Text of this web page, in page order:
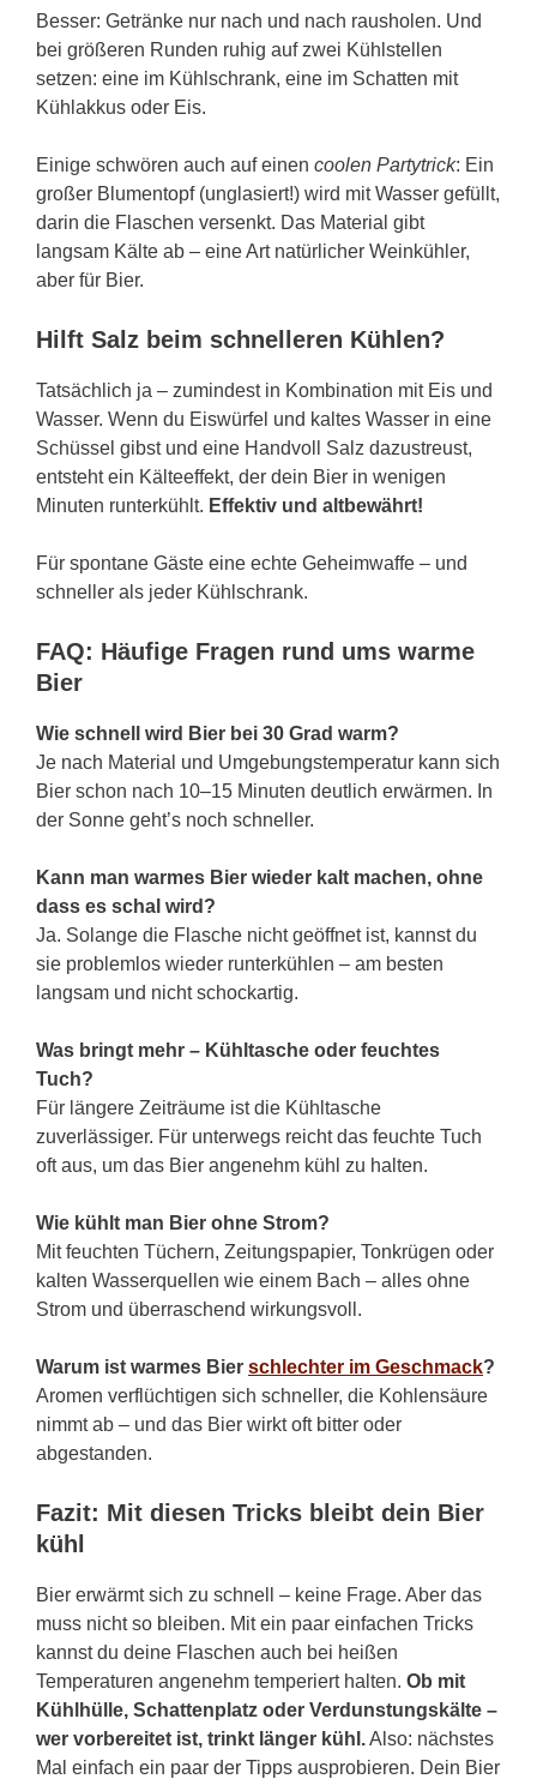
Besser: Getränke nur nach und nach rausholen. Und
bei größeren Runden ruhig auf zwei Kühlstellen
setzen: eine im Kühlschrank, eine im Schatten mit
Kühlakkus oder Eis.
Einige schwören auch auf einen coolen Partytrick: Ein
großer Blumentopf (unglasiert!) wird mit Wasser gefüllt,
darin die Flaschen versenkt. Das Material gibt
langsam Kälte ab – eine Art natürlicher Weinkühler,
aber für Bier.
Hilft Salz beim schnelleren Kühlen?
Tatsächlich ja – zumindest in Kombination mit Eis und
Wasser. Wenn du Eiswürfel und kaltes Wasser in eine
Schüssel gibst und eine Handvoll Salz dazustreust,
entsteht ein Kälteeffekt, der dein Bier in wenigen
Minuten runterkühlt. Effektiv und altbewährt!
Für spontane Gäste eine echte Geheimwaffe – und
schneller als jeder Kühlschrank.
FAQ: Häufige Fragen rund ums warme
Bier
Wie schnell wird Bier bei 30 Grad warm?
Je nach Material und Umgebungstemperatur kann sich
Bier schon nach 10–15 Minuten deutlich erwärmen. In
der Sonne geht’s noch schneller.
Kann man warmes Bier wieder kalt machen, ohne
dass es schal wird?
Ja. Solange die Flasche nicht geöffnet ist, kannst du
sie problemlos wieder runterkühlen – am besten
langsam und nicht schockartig.
Was bringt mehr – Kühltasche oder feuchtes
Tuch?
Für längere Zeiträume ist die Kühltasche
zuverlässiger. Für unterwegs reicht das feuchte Tuch
oft aus, um das Bier angenehm kühl zu halten.
Wie kühlt man Bier ohne Strom?
Mit feuchten Tüchern, Zeitungspapier, Tonkrügen oder
kalten Wasserquellen wie einem Bach – alles ohne
Strom und überraschend wirkungsvoll.
Warum ist warmes Bier schlechter im Geschmack?
Aromen verflüchtigen sich schneller, die Kohlensäure
nimmt ab – und das Bier wirkt oft bitter oder
abgestanden.
Fazit: Mit diesen Tricks bleibt dein Bier
kühl
Bier erwärmt sich zu schnell – keine Frage. Aber das
muss nicht so bleiben. Mit ein paar einfachen Tricks
kannst du deine Flaschen auch bei heißen
Temperaturen angenehm temperiert halten. Ob mit
Kühlhülle, Schattenplatz oder Verdunstungskälte –
wer vorbereitet ist, trinkt länger kühl.Also: nächstes
Mal einfach ein paar der Tipps ausprobieren. Dein Bier